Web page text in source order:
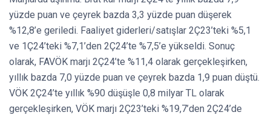
yüzde puan ve çeyrek bazda 3,3 yüzde puan düşerek
%12,8’e geriledi. Faaliyet giderleri/satışlar 2Ç23’teki %5,1
ve 1Ç24’teki %7,1’den 2Ç24’te %7,5’e yükseldi. Sonuç
olarak, FAVÖK marjı 2Ç24’te %11,4 olarak gerçekleşirken,
yıllık bazda 7,0 yüzde puan ve çeyrek bazda 1,9 puan düştü.
VÖK 2Ç24’te yıllık %90 düşüşle 0,8 milyar TL olarak
gerçekleşirken, VÖK marjı 2Ç23’teki %19,7’den 2Ç24’de